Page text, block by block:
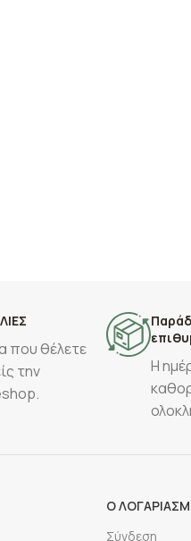
που θέλετε
την
Η
Ο
Σύνδεση